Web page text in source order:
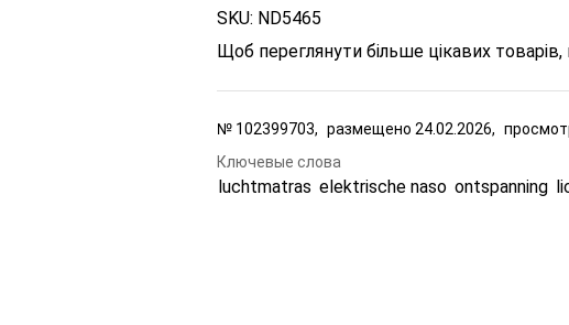
SKU: ND5465
Щоб переглянути більше цікавих
№ 102399703, размещено 24.02.2026,
Ключевые слова
luchtmatras elektrische naso ontspanning